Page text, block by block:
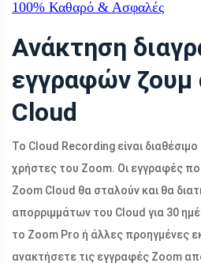
100% Καθαρό & Ασφαλές
Ανάκτηση
εγγραφών ζουμ
Cloud
Το Cloud Recording είναι
χρήστες του Zoom. Οι εγγραφές
Zoom Cloud θα σταλούν και θα
απορριμμάτων του Cloud για 30
το Zoom Pro ή άλλες προηγμένες
ανακτήσετε τις εγγραφές Zoom